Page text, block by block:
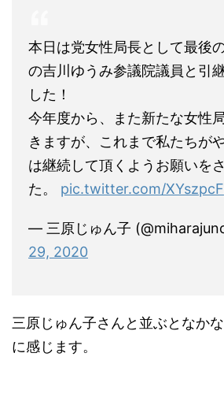
本日は党女性局長として最後
の吉川ゆうみ参議院議員と引
した！
今年度から、また新たな女性
きますが、これまで私たちが
は継続して頂くようお願いを
た。 pic.twitter.com/
— 三原じゅん子
29, 2020
三原じゅん子さんと並ぶとなか
に感じます。